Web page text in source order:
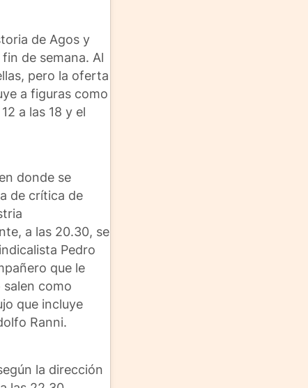
de Agos y
de semana. Al
pero la oferta
a figuras como
a las 18 y el
donde se
de crítica de
a las 20.30, se
Pedro
que le
como
que incluye
Ranni.
la dirección